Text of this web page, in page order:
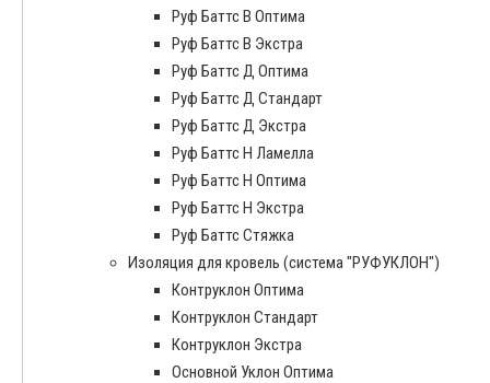
Руф Баттс В Оптима
Руф Баттс В Экстра
Руф Баттс Д Оптима
Руф Баттс Д Стандарт
Руф Баттс Д Экстра
Руф Баттс Н Ламелла
Руф Баттс Н Оптима
Руф Баттс Н Экстра
Руф Баттс Стяжка
Изоляция для кровель (система "РУФУКЛОН")
Контруклон Оптима
Контруклон Стандарт
Контруклон Экстра
Основной Уклон Оптима